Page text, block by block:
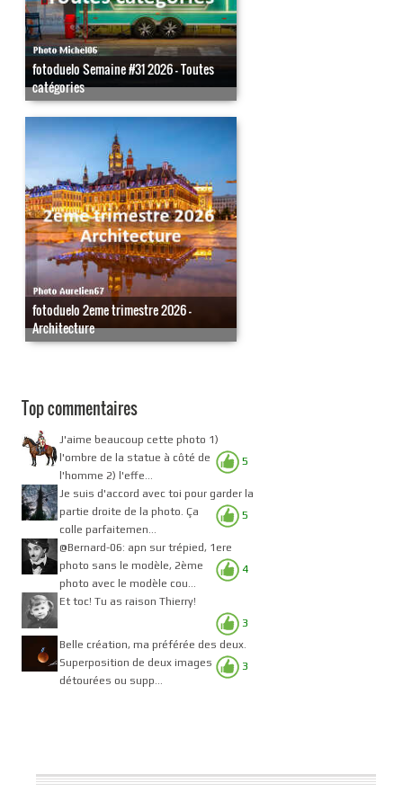
fotoduelo Semaine #31 2026 - Toutes
catégories
fotoduelo 2eme trimestre 2026 -
Architecture
Top commentaires
5
J'aime beaucoup cette photo 1)
l'ombre de la statue à côté de
l'homme 2) l'effe...
5
Je suis d'accord avec toi pour garder la
partie droite de la photo. Ça
colle parfaitemen...
4
@Bernard-06: apn sur trépied, 1ere
photo sans le modèle, 2ème
photo avec le modèle cou...
3
Et toc! Tu as raison Thierry!
3
Belle création, ma préférée des deux.
Superposition de deux images
détourées ou supp...